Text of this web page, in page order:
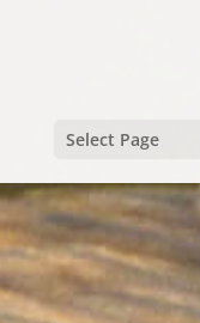
Select Page